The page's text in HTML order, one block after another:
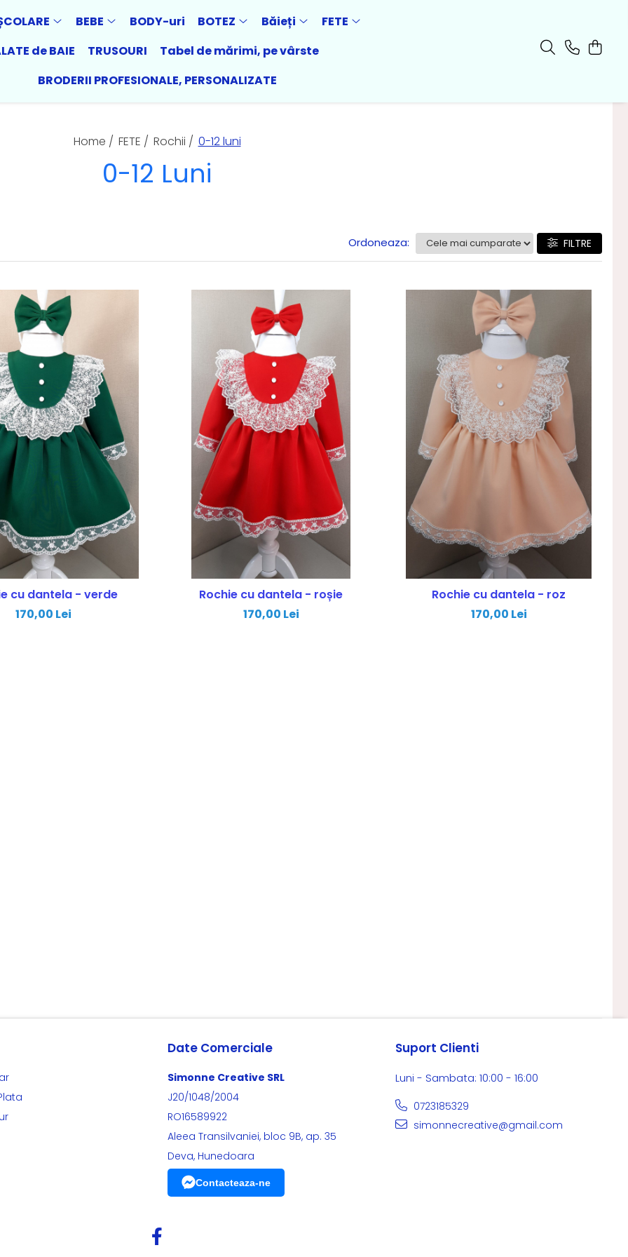
BEBE BODY-uri BOTEZ Băieți
FETE
de BAIE
TRUSOURI
Tabel de mărimi, pe vârste
BRODERII PROFESIONALE, PERSONALIZATE
Home / FETE / Rochii / 0-12 luni
0-12 Luni
FILTRE
Ordoneaza:
cu dantela - verde
170,00 Lei
Rochie cu dantela - roșie
170,00 Lei
Rochie cu dantela - roz
170,00 Lei
Date Comerciale
Simonne Creative SRL
J20/1048/2004
RO16589922
Aleea Transilvaniei, bloc 9B, ap. 35
Deva, Hunedoara
Contacteaza-ne
Suport Clienti
Luni - Sambata: 10:00 - 16:00
0723185329
simonnecreative@gmail.com